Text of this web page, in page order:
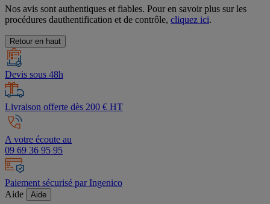
Nos avis sont authentiques et fiables. Pour en savoir plus sur les
procédures dauthentification et de contrôle, cliquez ici.
Retour en haut
Devis sous 48h
Livraison offerte dès 200 € HT
A votre écoute au
09 69 36 95 95
Paiement sécurisé par Ingenico
Aide
Aide